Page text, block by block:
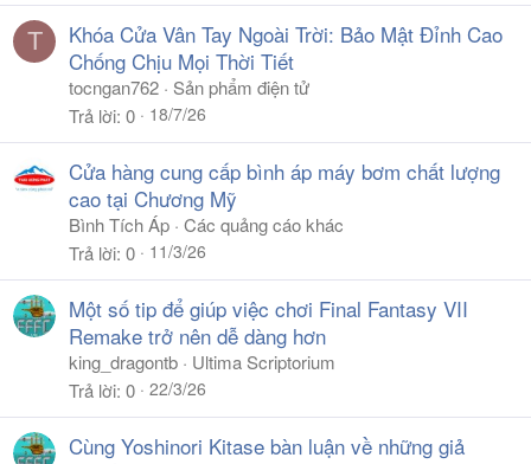
T
Khóa Cửa Vân Tay Ngoài Trời: Bảo Mật Đỉnh Cao
Chống Chịu Mọi Thời Tiết
tocngan762
Sản phẩm điện tử
Trả lời 0 18/7/26
Cửa hàng cung cấp bình áp máy bơm chất lượng
cao tại Chương Mỹ
Bình Tích Áp Các quảng cáo khác
Trả lời 0 11/3/26
Một số tip để giúp việc chơi Final Fantasy VII
Remake trở nên dễ dàng hơn
king_dragontb
Ultima Scriptorium
Trả lời 0 22/3/26
Cùng Yoshinori Kitase bàn luận về những giả